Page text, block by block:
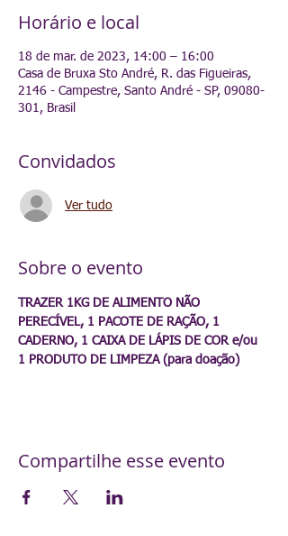
Horário e local
18 de mar. de 2023, 14:00 – 16:00
Casa de Bruxa Sto André, R. das Figueiras,
2146 - Campestre, Santo André - SP, 09080-
301, Brasil
Convidados
Ver tudo
Sobre o evento
TRAZER 1KG DE ALIMENTO NÃO
PERECÍVEL, 1 PACOTE DE RAÇÃO, 1
CADERNO, 1 CAIXA DE LÁPIS DE COR e/ou
1 PRODUTO DE LIMPEZA (para doação)
Compartilhe esse evento